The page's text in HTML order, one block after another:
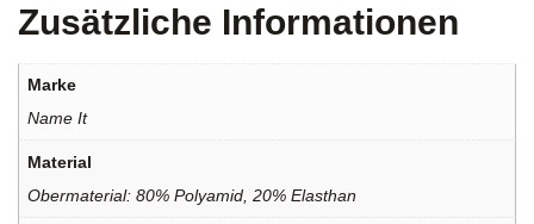
Zusätzliche Informationen
Marke
Name It
Material
Obermaterial: 80% Polyamid, 20% Elasthan